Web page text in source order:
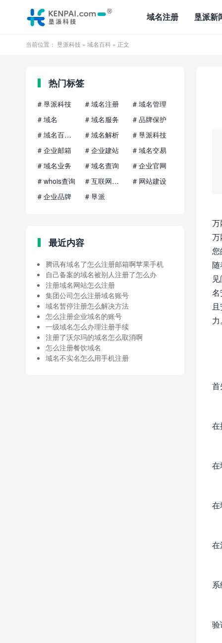
域名注册 垦派新
当前位置： 垦派科技 » 域名百科 » 正文
万
万
您
随
名
力。
首
在
在
在
在
验
热门标签
# 垦派科技 # 域名注册
# 域名管理
# 域名
# 域名服务
# 品牌保护
# 域名百科知识
# 域名解析
# 垦派科技
# 企业邮箱
# 企业建站
# 域名交易
# 域名业务
# 域名查询
# 企业官网
# whois查询
# 互联网品牌
# 网站建设
# 企业品牌
# 垦派
最近内容
腾讯有域名了怎么注册邮箱啊苹果手机
自己备案的域名被别人注册了怎么办
注册域名网站怎么注册
集团公司怎么注册域名账号
域名暂停注册怎么解决方法
怎么注册企业域名的账号
一级域名怎么办理注册手续
注册了沃尔玛的域名怎么取消啊
怎么注册餐饮域名
域名不实名怎么用手机注册